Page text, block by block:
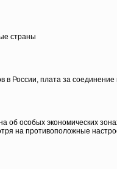
страны
России, плата за
об особых экономических
на противоположные